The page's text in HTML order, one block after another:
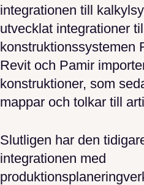
integrationen till
utvecklat integrationer
konstruktionssystemen
Revit och Pamir
konstruktioner, som
mappar och tolkar till
Slutligen har den
integrationen med